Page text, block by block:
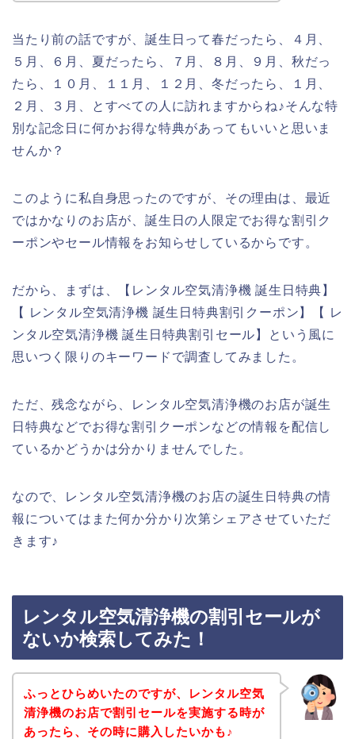
当たり前の話ですが、誕生日って春だったら、４月、
５月、６月、夏だったら、７月、８月、９月、秋だっ
たら、１０月、１１月、１２月、冬だったら、１月、
２月、３月、とすべての人に訪れますからね♪そんな特
別な記念日に何かお得な特典があってもいいと思いま
せんか？
このように私自身思ったのですが、その理由は、最近
ではかなりのお店が、誕生日の人限定でお得な割引ク
ーポンやセール情報をお知らせしているからです。
だから、まずは、【レンタル空気清浄機 誕生日特典】
【 レンタル空気清浄機 誕生日特典割引クーポン】【 レ
ンタル空気清浄機 誕生日特典割引セール】という風に
思いつく限りのキーワードで調査してみました。
ただ、残念ながら、レンタル空気清浄機のお店が誕生
日特典などでお得な割引クーポンなどの情報を配信し
ているかどうかは分かりませんでした。
なので、レンタル空気清浄機のお店の誕生日特典の情
報についてはまた何か分かり次第シェアさせていただ
きます♪
レンタル空気清浄機の割引セールが
ないか検索してみた！
ふっとひらめいたのですが、レンタル空気
清浄機のお店で割引セールを実施する時が
あったら、その時に購入したいかも♪